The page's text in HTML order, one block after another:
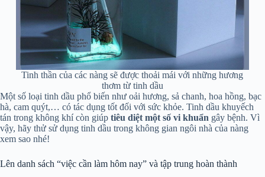
Tinh thần của các nàng sẽ được thoải mái với những hương
thơm từ tinh dầu
Một số loại tinh dầu phổ biến như oải hương, sả chanh, hoa hồng, bạc
hà, cam quýt,… có tác dụng tốt đối với sức khỏe. Tinh dầu khuyếch
tán trong không khí còn giúp tiêu diệt một số vi khuẩn gây bệnh. Vì
vậy, hãy thử sử dụng tinh dầu trong không gian ngôi nhà của nàng
xem sao nhé!
Lên danh sách “việc cần làm hôm nay” và tập trung hoàn thành